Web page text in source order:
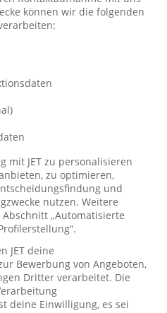
können wir die folgenden
mit JET zu personalisieren
zu optimieren,
und
nutzen. Weitere
„Automatisierte
JET deine
Bewerbung von Angeboten,
Dritter verarbeitet. Die
deine Einwilligung, es sei